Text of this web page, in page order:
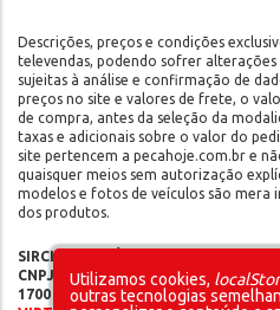
Descrições, preços e condições
televendas, podendo sofrer
sujeitas à análise e confirmação de
preços no site e valores de frete, o
de compra, antes da seleção da
taxas e adicionais sobre o valor do
site pertencem a pecahoje.com.br e
quaisquer meios sem autorização
modelos e fotos de veículos são mera
dos produtos.
SIRCILLI COMÉRCIO DE
CNPJ: 17.653.102/0001-09 | IE:
1700 - Ipiranga - São Paulo/SP -
Utilizamos cookies,
outras tecnologias